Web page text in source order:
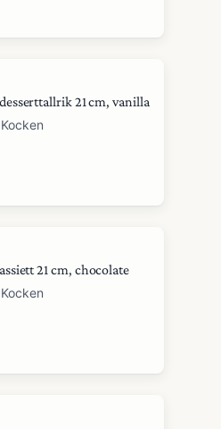
21 cm, vanilla
21 cm, chocolate